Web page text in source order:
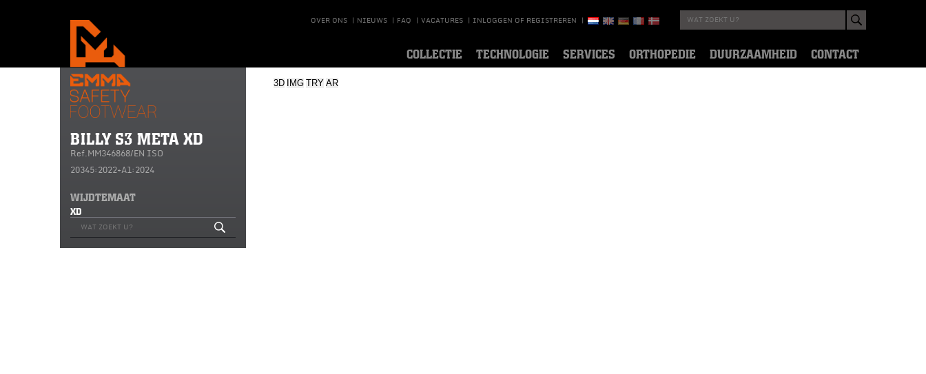
OVER ONS | NIEUWS | FAQ | VACATURES | INLOGGEN OF REGISTREREN |
COLLECTIE TECHNOLOGIE SERVICES ORTHOPEDIE DUURZAAMHEID CONTACT
BILLY S3 META XD
Ref.MM346868/EN ISO
20345:2022+A1:2024
WIJDTEMAAT
XD
3D IMG TRY AR